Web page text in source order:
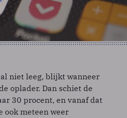
niet leeg, blijkt wanneer
oplader. Dan schiet de
30 procent, en vanaf dat
ook meteen weer